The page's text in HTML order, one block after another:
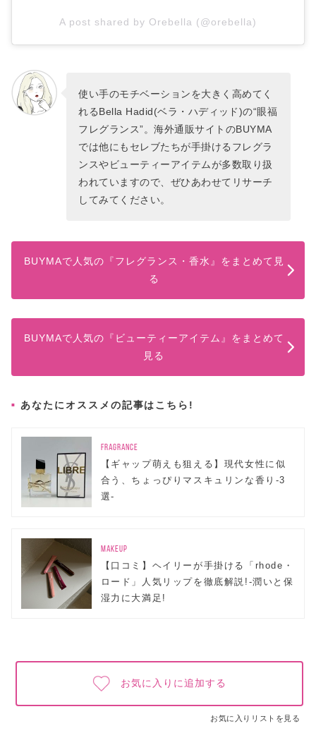
A post shared by Orebella (@orebella)
使い手のモチベーションを大きく高めてく
れるBella Hadid(ベラ・ハディッド)の“眼福
フレグランス”。海外通販サイトのBUYMA
では他にもセレブたちが手掛けるフレグラ
ンスやビューティーアイテムが多数取り扱
われていますので、ぜひあわせてリサーチ
してみてください。
BUYMAで人気の『フレグランス・香水』をまとめて見
る
BUYMAで人気の『ビューティーアイテム』をまとめて
見る
あなたにオススメの記事はこちら!
FRAGRANCE
【ギャップ萌えも狙える】現代女性に似
合う、ちょっぴりマスキュリンな香り-3
選-
MAKEUP
【口コミ】ヘイリーが手掛ける「rhode・
ロード」人気リップを徹底解説!-潤いと保
湿力に大満足!
お気に入りに追加する
お気に入りリストを見る